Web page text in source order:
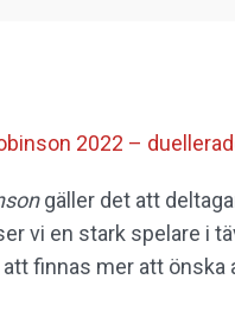
2022 –
gäller det att
vi en stark spelare i
finnas mer att